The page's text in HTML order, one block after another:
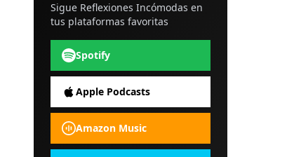
Sigue Reflexiones Incómodas en
tus plataformas favoritas
Spotify
Apple Podcasts
Amazon Music